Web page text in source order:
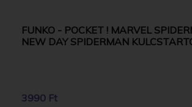
FUNKO - POCKET ! MARVEL
NEW DAY SPIDERMAN
3990 Ft